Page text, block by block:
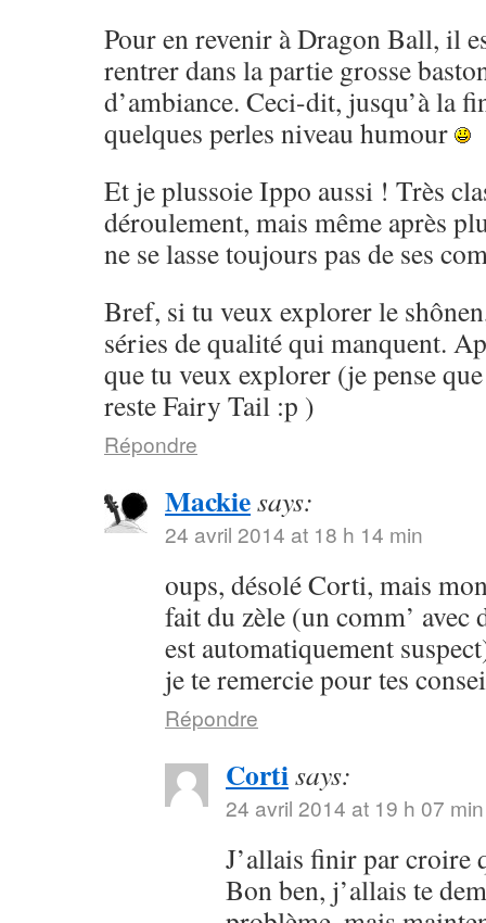
Pour en revenir à Dragon Ball, il
rentrer dans la partie grosse
d’ambiance. Ceci-dit, jusqu’à la
quelques perles niveau humour
Et je plussoie Ippo aussi ! Très
déroulement, mais même après
ne se lasse toujours pas de ses
Bref, si tu veux explorer le
séries de qualité qui manquent.
que tu veux explorer (je pense
reste Fairy Tail :p )
Répondre
Mackiesays:
24 avril 2014 at 18 h 14 min
oups, désolé Corti, mais
fait du zèle (un comm’ avec
est automatiquement
je te remercie pour tes
Répondre
Cortisays:
24 avril 2014 at 19 h 07 min
J’allais finir par croire
Bon ben, j’allais te